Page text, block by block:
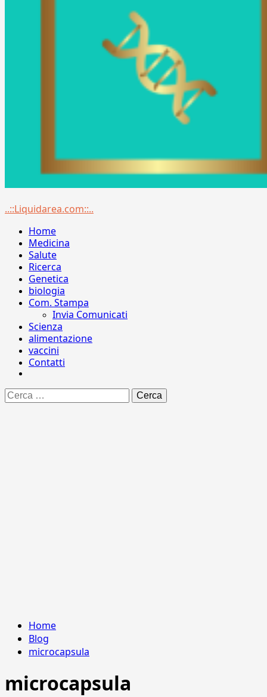
Menu
..::Liquidarea.com::..
Home
Medicina
Salute
Ricerca
Genetica
biologia
Com. Stampa
Invia Comunicati
Scienza
alimentazione
vaccini
Contatti
Ricerca
per:
Home
Blog
microcapsula
microcapsula